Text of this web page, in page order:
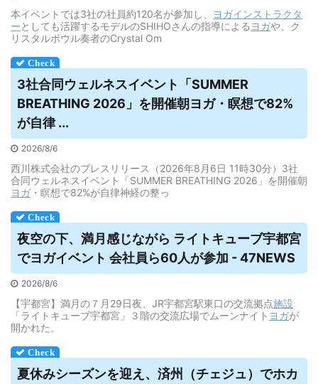
本イベントでは3社の社員約120名が参加し、 ヨガインストラクタ
ーとしても活躍するモデルのSHIHOさんの指導による ヨガや、ク
リスタルボウル奏者のCrystal Om
3社合同ウェルネスイベント「SUMMER
BREATHING 2026」を開催朝ヨガ・瞑想で82%
が自律 ...
2026/8/6
西川株式会社のプレスリリース（2026年8月6日 11時30分）3社
合同ウェルネスイベント「SUMMER BREATHING 2026」を開催朝
ヨガ ・瞑想で82%が自律神経の整っ
夜空の下、満月感じながら ライトキューブ宇都宮
でヨガイベント 会社員ら60人が参加 - 47NEWS
2026/8/6
【宇都宮】満月の７月29日夜、JR宇都宮駅東口の交流拠点施設
「ライトキューブ宇都宮」３階の交流広場でムーンナイト ヨガが
開かれた。
夏休みシーズンを迎え、済州（チェジュ）でホカ